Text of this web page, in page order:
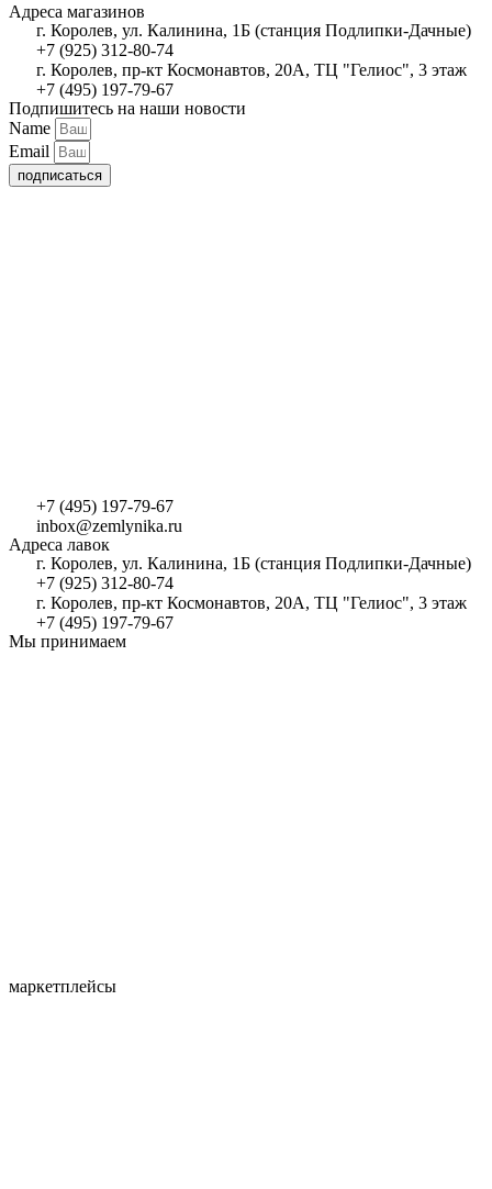
Адреса магазинов
г. Королев, ул. Калинина, 1Б (станция Подлипки-Дачные)
+7 (925) 312-80-74
г. Королев, пр-кт Космонавтов, 20А, ТЦ "Гелиос", 3 этаж
+7 (495) 197-79-67
Подпишитесь на наши новости
Name
Email
подписаться
+7 (495) 197-79-67
inbox@zemlynika.ru
Адреса лавок
г. Королев, ул. Калинина, 1Б (станция Подлипки-Дачные)
+7 (925) 312-80-74
г. Королев, пр-кт Космонавтов, 20А, ТЦ "Гелиос", 3 этаж
+7 (495) 197-79-67
Мы принимаем
маркетплейсы